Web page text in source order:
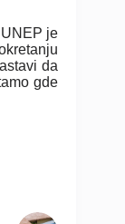
je
da
gde